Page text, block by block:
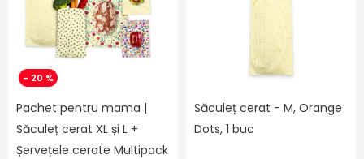
- 20 %
Pachet pentru mama |
Săculeț cerat XL și L +
Șervețele cerate Multipack
Săculeț cerat - M, Orange
Dots, 1 buc